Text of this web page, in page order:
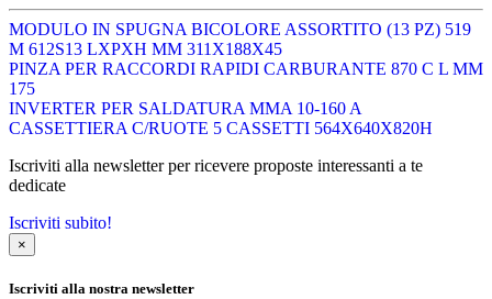
MODULO IN SPUGNA BICOLORE ASSORTITO (13 PZ) 519
M 612S13 LXPXH MM 311X188X45
PINZA PER RACCORDI RAPIDI CARBURANTE 870 C L MM
175
INVERTER PER SALDATURA MMA 10-160 A
CASSETTIERA C/RUOTE 5 CASSETTI 564X640X820H
Iscriviti alla newsletter per ricevere proposte interessanti a te
dedicate
Iscriviti subito!
×
Iscriviti alla nostra newsletter